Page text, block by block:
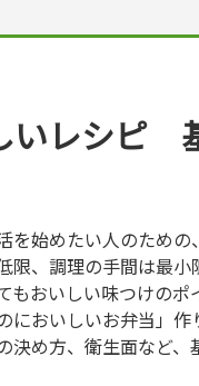
いレシピ
を始めたい人のための
限、調理の手間は最
もおいしい味つけのポ
においしいお弁当」作
決め方、衛生面など